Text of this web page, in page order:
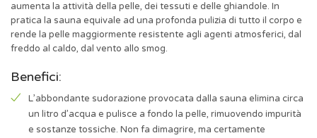
aumenta la attività della pelle, dei tessuti e delle ghiandole. In
pratica la sauna equivale ad una profonda pulizia di tutto il corpo e
rende la pelle maggiormente resistente agli agenti atmosferici, dal
freddo al caldo, dal vento allo smog.
Benefici:
L’abbondante sudorazione provocata dalla sauna elimina circa
un litro d’acqua e pulisce a fondo la pelle, rimuovendo impurità
e sostanze tossiche. Non fa dimagrire, ma certamente